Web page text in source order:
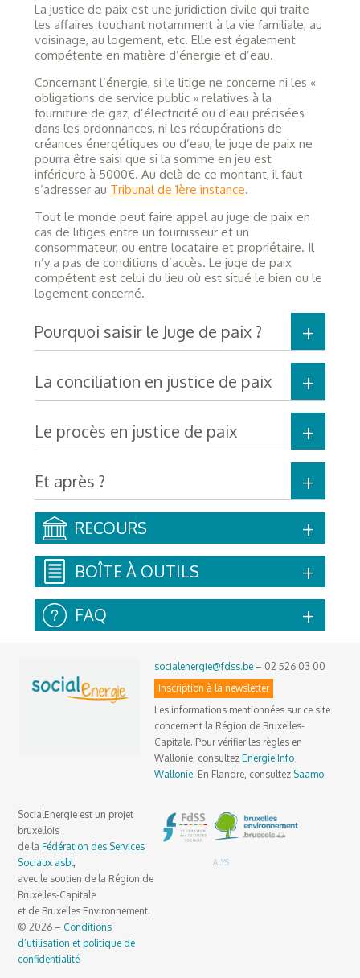
La justice de paix est une juridiction civile qui traite
les affaires touchant notamment à la vie familiale, au
voisinage, au logement, etc. Elle est également
compétente en matière d’énergie et d’eau.
Concernant l’énergie, si le litige ne concerne ni les «
obligations de service public » relatives à la
fourniture de gaz, d’électricité ou d’eau précisées
dans les ordonnances, ni les récupérations de
créances énergétiques ou d’eau, le juge de paix ne
pourra être saisi que si la somme en jeu est
inférieure à 5000€. Au delà de ce montant, il faut
s’adresser au Tribunal de 1ère instance.
Tout le monde peut faire appel au juge de paix en
cas de litiges entre un fournisseur et un
consommateur, ou entre locataire et propriétaire. Il
n’y a pas de conditions d’accès. Le juge de paix
compétent est celui du lieu où est situé le bien ou le
logement concerné.
Pourquoi saisir le Juge de paix ?
La conciliation en justice de paix
Le procès en justice de paix
Et après ?
RECOURS
BOÎTE À OUTILS
FAQ
socialenergie@fdss.be – 02 526 03 00
Inscription à la newsletter
Les informations mentionnées sur ce site
concernent la Région de Bruxelles-
Capitale. Pour vérifier les règles en
Wallonie, consultezEnergie Info
Wallonie. En Flandre, consultez Saamo.
SocialEnergie est un projet
bruxellois
de laFédération des Services
Sociaux asbl
avec le soutien de la Région de
Bruxelles-Capitale
et de Bruxelles Environnement.
© 2026 – Conditions
d’utilisation et politique de
confidentialité
ALYS